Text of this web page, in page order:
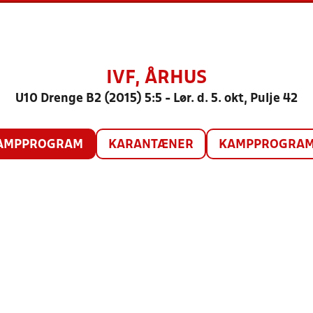
IVF, ÅRHUS
U10 Drenge B2 (2015) 5:5 - Lør. d. 5. okt, Pulje 42
KARANTÆNER